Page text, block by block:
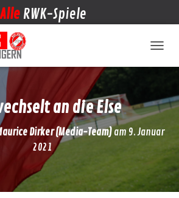
Alle RWK-Spiele
an die Else
Dirker (Media-Team)am 9. Januar
2021